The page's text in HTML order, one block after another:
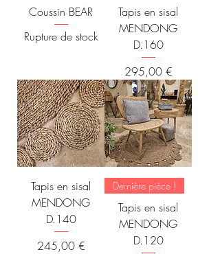
Coussin BEAR
Rupture de stock
Tapis en sisal
MENDONG
D.160
Prix
295,00 €
Tapis en sisal
MENDONG
D.140
Prix
245,00 €
Dernière pièce !
Tapis en sisal
MENDONG
D.120